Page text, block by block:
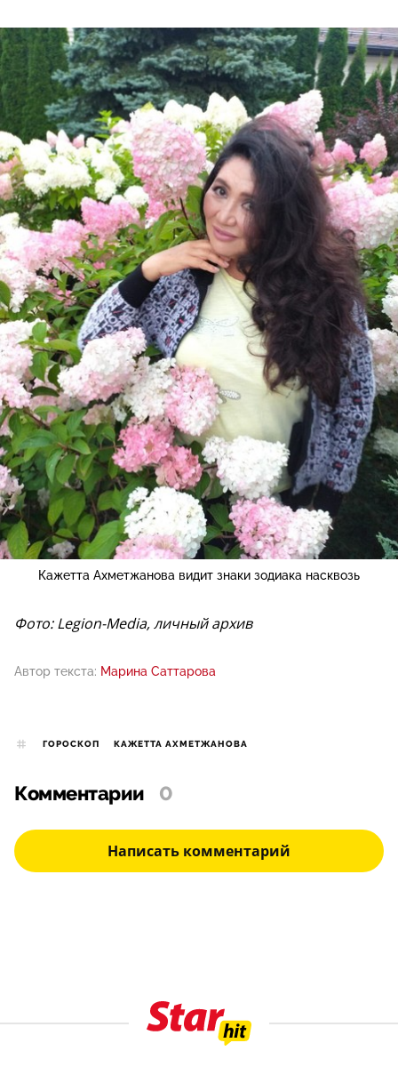
Кажетта Ахметжанова видит знаки зодиака насквозь
Фото: Legion-Media, личный архив
Автор текста: Марина Саттарова
ГОРОСКОП КАЖЕТТА АХМЕТЖАНОВА
Комментарии 0
Написать комментарий